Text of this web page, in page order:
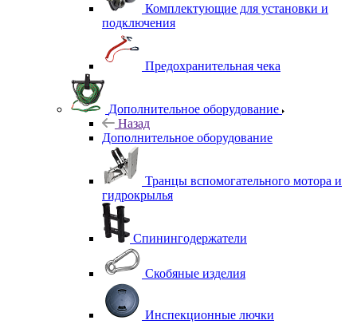
Комплектующие для установки и
подключения
Предохранительная чека
Дополнительное оборудование
Назад
Дополнительное оборудование
Транцы вспомогательного мотора и
гидрокрылья
Спинингодержатели
Скобяные изделия
Инспекционные лючки